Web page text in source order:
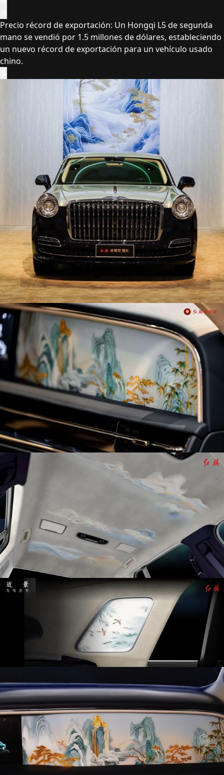
Precio récord de exportación: Un Hongqi L5 de segunda
mano se vendió por 1.5 millones de dólares, estableciendo
un nuevo récord de exportación para un vehículo usado
chino.